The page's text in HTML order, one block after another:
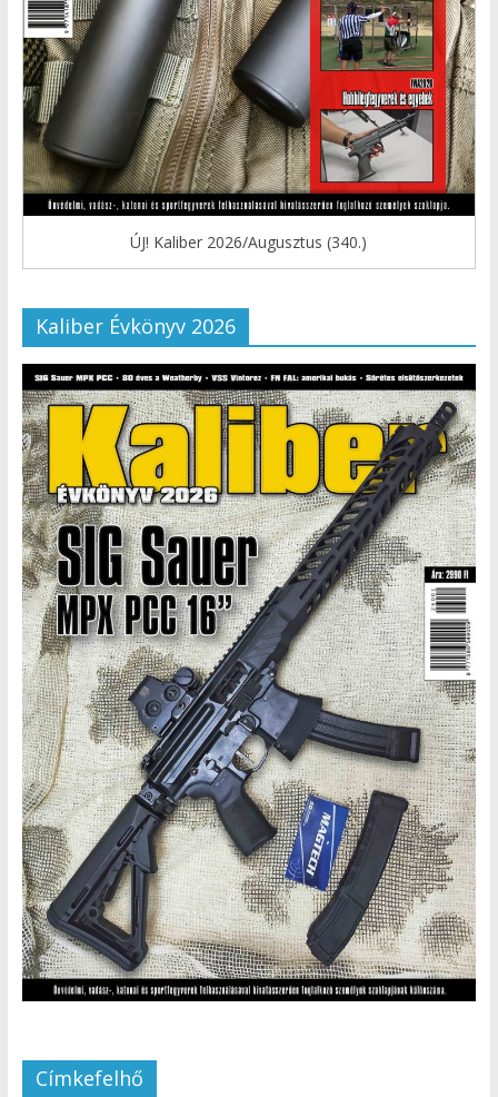
ÚJ! Kaliber 2026/Augusztus (340.)
Kaliber Évkönyv 2026
Címkefelhő